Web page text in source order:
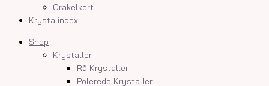
Orakelkort
Krystalindex
Shop
Krystaller
Rå Krystaller
Polerede Krystaller